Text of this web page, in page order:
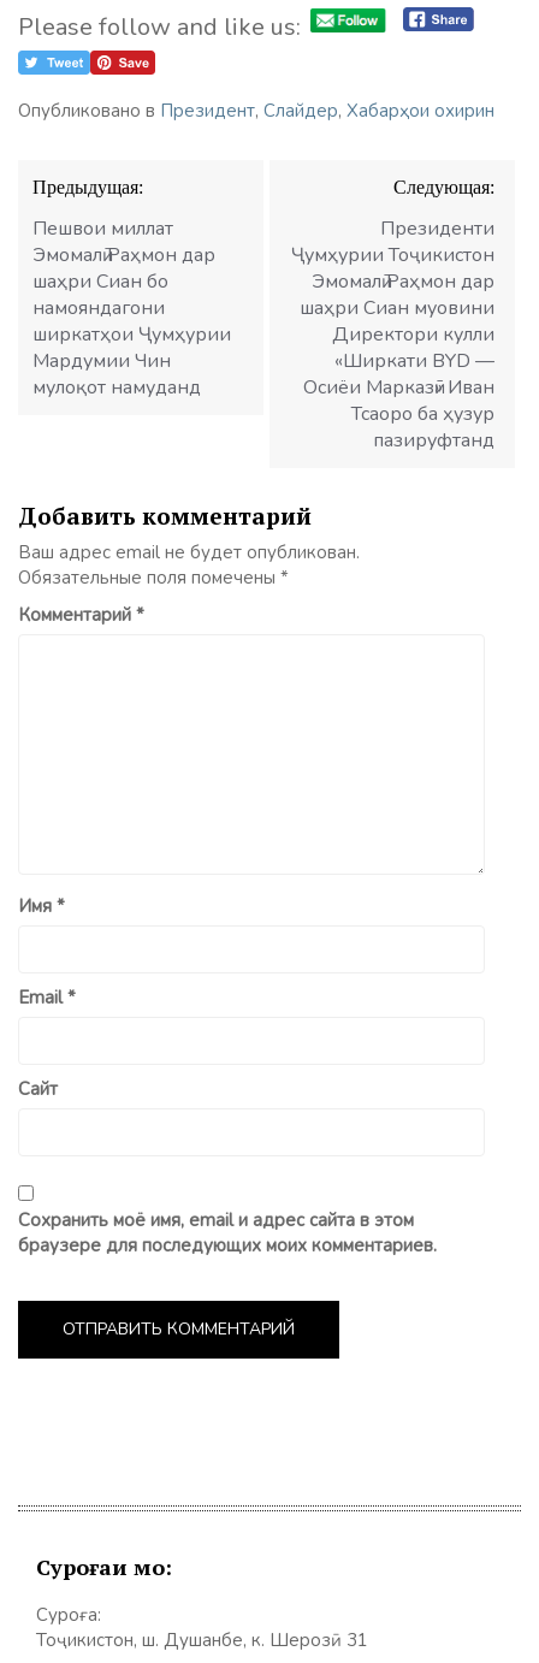
Please follow and like us:
Опубликовано в Президент, Слайдер, Хабарҳои охирин
Навигация
по
записям
Предыдущая:
Пешвои миллат
Эмомалӣ Раҳмон дар
шаҳри Сиан бо
намояндагони
ширкатҳои Ҷумҳурии
Мардумии Чин
мулоқот намуданд
Следующая:
Президенти
Ҷумҳурии Тоҷикистон
Эмомалӣ Раҳмон дар
шаҳри Сиан муовини
Директори кулли
«Ширкати BYD —
Осиёи Марказӣ» Иван
Тсаоро ба ҳузур
пазируфтанд
Добавить комментарий
Ваш адрес email не будет опубликован.
Обязательные поля помечены *
Комментарий *
Имя *
Email*
Сайт
Сохранить моё имя, email и адрес сайта в этом
браузере для последующих моих комментариев.
Суроғаи мо:
Суроға:
Тоҷикистон, ш. Душанбе, к. Шерозӣ 31